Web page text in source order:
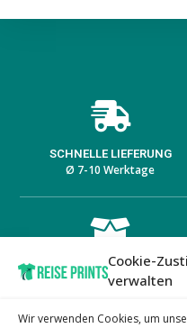
Cookie-
verwalten
Wir verwenden Cookies, um
SCHNELLE LIEFERUNG
Ø 7-10 Werktage
HOHE PRODUKTQUALITÄT
Lange Haltbarkeit bei den